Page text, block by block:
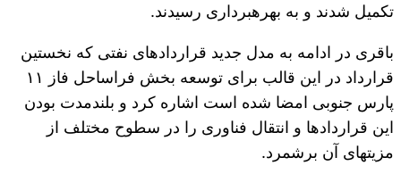
تکمیل شدند و به بهره‎برداری رسیدند.
باقری در ادامه به مدل جدید قراردادهای نفتی که نخستین
قرارداد در این قالب برای توسعه بخش فراساحل فاز ۱۱
پارس جنوبی امضا شده است اشاره کرد و بلندمدت بودن
این قراردادها و انتقال فناوری را در سطوح مختلف از
مزیت‎های آن برشمرد.